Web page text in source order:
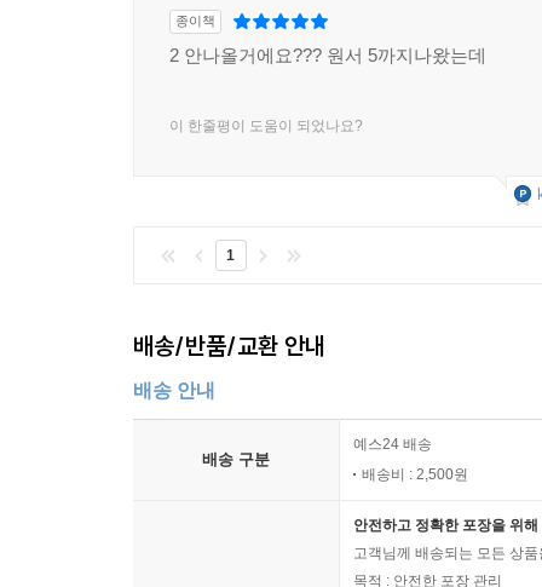
종이책
2 안나올거에요??? 원서 5까지나왔는데
이 한줄평이 도움이 되었나요?
1
배송/반품/교환 안내
배송 안내
배송 구분
예스24 배송
배송비 : 2,500원
안전하고 정확한 포장을 위
고객님께 배송되는 모든 상
목적 : 안전한 포장 관리